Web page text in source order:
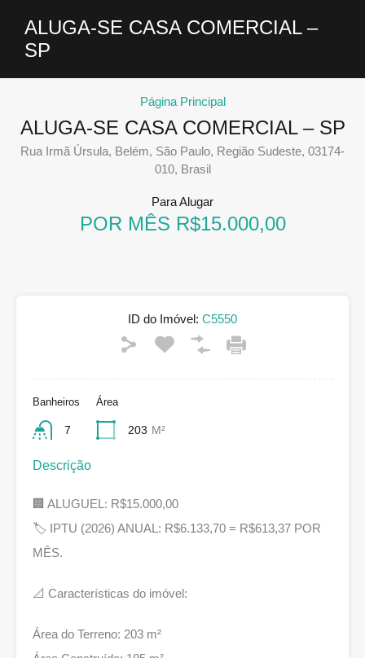
ALUGA-SE CASA COMERCIAL –
SP
Página Principal
ALUGA-SE CASA COMERCIAL – SP
Rua Irmã Úrsula, Belém, São Paulo, Região Sudeste, 03174-
010, Brasil
Para Alugar
POR MÊS R$15.000,00
ID do Imóvel: C5550
Banheiros
7
Área
203 M²
Descrição
🏢 ALUGUEL: R$15.000,00
🏷 IPTU (2026) ANUAL: R$6.133,70 = R$613,37 POR
MÊS.
📐 Características do imóvel:
Área do Terreno: 203 m²